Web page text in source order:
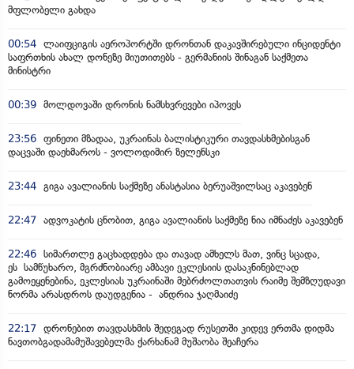
მფლობელი გახდა
00:54 ლაიფციგის აეროპორტში დრონთან დაკავშირებული ინციდენტი
საფრთხის ახალ დონეზე მიუთითებს - გერმანიის შინაგან საქმეთა
მინისტრი
00:39 მოლდოვაში დრონის ნამსხვრევები იპოვეს
23:56 ფინეთი მზადაა, უკრაინას ბალისტიკური თავდასხმებისგან
დაცვაში დაეხმაროს - ვოლოდიმირ ზელენსკი
23:44 გიგა ავალიანის საქმეზე ანასტასია ბერუაშვილსაც აკავებენ
22:47 ადვოკატის ცნობით, გიგა ავალიანის საქმეზე ნია იმნაძეს აკავებენ
22:46 სიმართლე გაცხადდება და თავად ამხელს მათ, ვინც სცადა,
ეს სამწუხარო, მგრძნობიარე ამბავი ეკლესიის დასაკნინებლად
გამოეყენებინა, ეკლესიას უკრაინაში მებრძოლთათვის რაიმე შემზღუდავი
ნორმა არასდროს დაუდგენია - ანდრია ჯაღმაიძე
22:17 დრონებით თავდასხმის შედეგად რუსეთში კიდევ ერთმა დიდმა
ნავთობგადამამუშავებელმა ქარხანამ მუშაობა შეაჩერა